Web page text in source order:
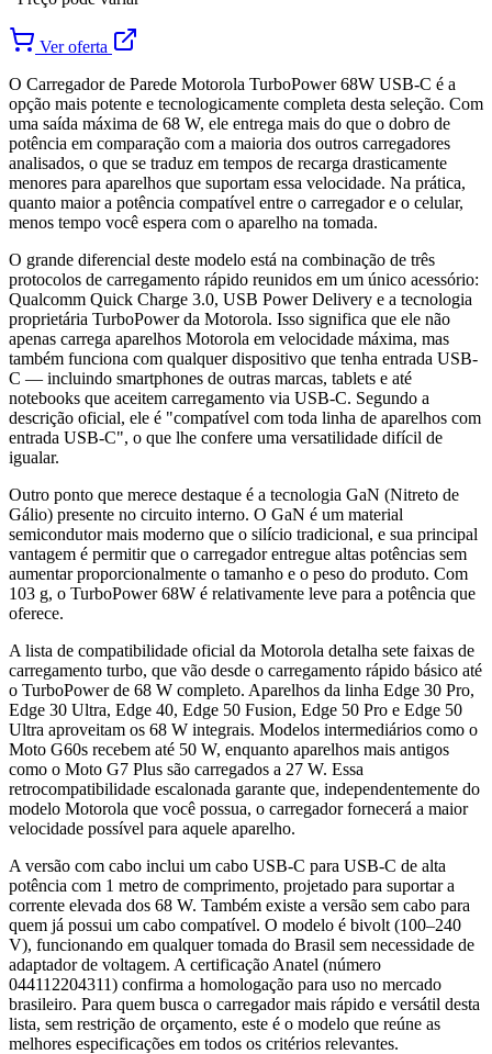
Ver oferta
O Carregador de Parede Motorola TurboPower 68W USB-C é a
opção mais potente e tecnologicamente completa desta seleção. Com
uma saída máxima de 68 W, ele entrega mais do que o dobro de
potência em comparação com a maioria dos outros carregadores
analisados, o que se traduz em tempos de recarga drasticamente
menores para aparelhos que suportam essa velocidade. Na prática,
quanto maior a potência compatível entre o carregador e o celular,
menos tempo você espera com o aparelho na tomada.
O grande diferencial deste modelo está na combinação de três
protocolos de carregamento rápido reunidos em um único acessório:
Qualcomm Quick Charge 3.0, USB Power Delivery e a tecnologia
proprietária TurboPower da Motorola. Isso significa que ele não
apenas carrega aparelhos Motorola em velocidade máxima, mas
também funciona com qualquer dispositivo que tenha entrada USB-
C — incluindo smartphones de outras marcas, tablets e até
notebooks que aceitem carregamento via USB-C. Segundo a
descrição oficial, ele é "compatível com toda linha de aparelhos com
entrada USB-C", o que lhe confere uma versatilidade difícil de
igualar.
Outro ponto que merece destaque é a tecnologia GaN (Nitreto de
Gálio) presente no circuito interno. O GaN é um material
semicondutor mais moderno que o silício tradicional, e sua principal
vantagem é permitir que o carregador entregue altas potências sem
aumentar proporcionalmente o tamanho e o peso do produto. Com
103 g, o TurboPower 68W é relativamente leve para a potência que
oferece.
A lista de compatibilidade oficial da Motorola detalha sete faixas de
carregamento turbo, que vão desde o carregamento rápido básico até
o TurboPower de 68 W completo. Aparelhos da linha Edge 30 Pro,
Edge 30 Ultra, Edge 40, Edge 50 Fusion, Edge 50 Pro e Edge 50
Ultra aproveitam os 68 W integrais. Modelos intermediários como o
Moto G60s recebem até 50 W, enquanto aparelhos mais antigos
como o Moto G7 Plus são carregados a 27 W. Essa
retrocompatibilidade escalonada garante que, independentemente do
modelo Motorola que você possua, o carregador fornecerá a maior
velocidade possível para aquele aparelho.
A versão com cabo inclui um cabo USB-C para USB-C de alta
potência com 1 metro de comprimento, projetado para suportar a
corrente elevada dos 68 W. Também existe a versão sem cabo para
quem já possui um cabo compatível. O modelo é bivolt (100–240
V), funcionando em qualquer tomada do Brasil sem necessidade de
adaptador de voltagem. A certificação Anatel (número
044112204311) confirma a homologação para uso no mercado
brasileiro. Para quem busca o carregador mais rápido e versátil desta
lista, sem restrição de orçamento, este é o modelo que reúne as
melhores especificações em todos os critérios relevantes.